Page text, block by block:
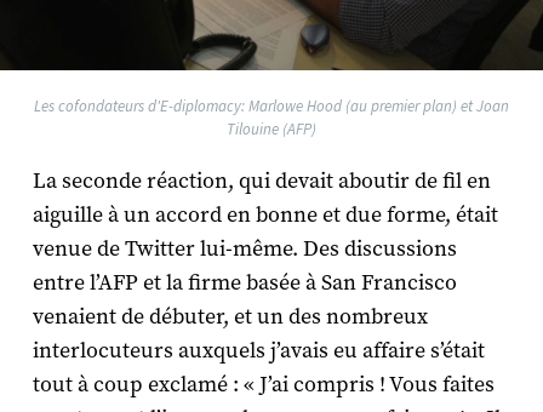
Les cofondateurs d'E-diplomacy: Marlowe Hood (au premier plan) et Joan
Tilouine (AFP)
La seconde réaction, qui devait aboutir de fil en
aiguille à un accord en bonne et due forme, était
venue de Twitter lui-même. Des discussions
entre l’AFP et la firme basée à San Francisco
venaient de débuter, et un des nombreux
interlocuteurs auxquels j’avais eu affaire s’était
tout à coup exclamé : « J’ai compris ! Vous faites